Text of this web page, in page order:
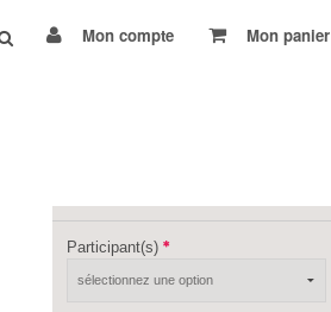
Mon compte Mon panier
Participant(s)